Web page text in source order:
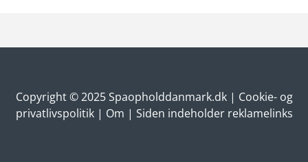
Copyright © 2025 Spaopholddanmark.dk | Cookie- og
privatlivspolitik| Om | Siden indeholder reklamelinks